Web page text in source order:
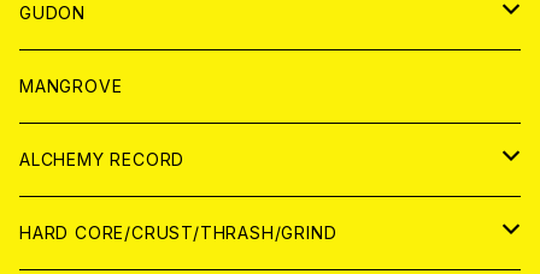
WORLD
JAPAN
WORLD
GUDON
アパレル
PATCH
アナログ
MANGROVE
ALCHEMY RECORD
CD
HARD CORE/CRUST/THRASH/GRIND